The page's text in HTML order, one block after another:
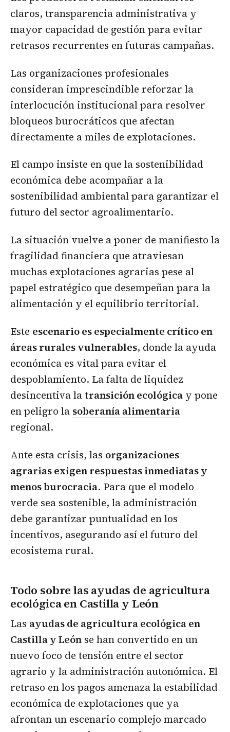
claros, transparencia administrativa y
mayor capacidad de gestión para evitar
retrasos recurrentes en futuras campañas.
Las organizaciones profesionales
consideran imprescindible reforzar la
interlocución institucional para resolver
bloqueos burocráticos que afectan
directamente a miles de explotaciones.
El campo insiste en que la sostenibilidad
económica debe acompañar a la
sostenibilidad ambiental para garantizar el
futuro del sector agroalimentario.
La situación vuelve a poner de manifiesto la
fragilidad financiera que atraviesan
muchas explotaciones agrarias pese al
papel estratégico que desempeñan para la
alimentación y el equilibrio territorial.
Este escenario es especialmente crítico en
áreas rurales vulnerables, donde la ayuda
económica es vital para evitar el
despoblamiento. La falta de liquidez
desincentiva latransición ecológica y pone
en peligro la soberanía alimentaria
regional.
Ante esta crisis, las organizaciones
agrarias exigen respuestas inmediatas y
menos burocracia. Para que el modelo
verde sea sostenible, la administración
debe garantizar puntualidad en los
incentivos, asegurando así el futuro del
ecosistema rural.
Todo sobre las ayudas de agricultura
ecológica en Castilla y León
Las ayudas de agricultura ecológica en
Castilla y León se han convertido en un
nuevo foco de tensión entre el sector
agrario y la administración autonómica. El
retraso en los pagos amenaza la estabilidad
económica de explotaciones que ya
afrontan un escenario complejo marcado